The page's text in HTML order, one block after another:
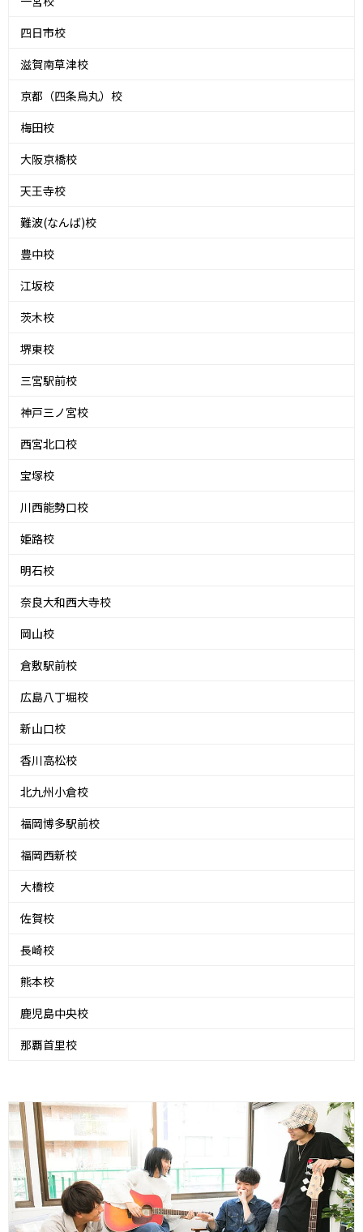
四日市校
滋賀南草津校
京都（四条烏丸）校
梅田校
大阪京橋校
天王寺校
難波(なんば)校
豊中校
江坂校
茨木校
堺東校
三宮駅前校
神戸三ノ宮校
西宮北口校
宝塚校
川西能勢口校
姫路校
明石校
奈良大和西大寺校
岡山校
倉敷駅前校
広島八丁堀校
新山口校
香川高松校
北九州小倉校
福岡博多駅前校
福岡西新校
大橋校
佐賀校
長崎校
熊本校
鹿児島中央校
那覇首里校